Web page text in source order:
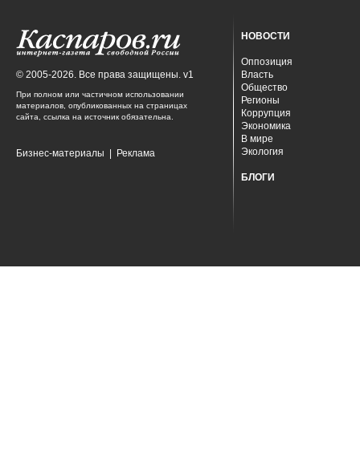
© 2005-2026. Все права защищены. v1
При полном или частичном использовании
материалов, опубликованных на страницах
сайта, ссылка на источник обязательна.
Бизнес-материалы Реклама
НОВОСТИ
Оппозиция
Власть
Общество
Регионы
Коррупция
Экономика
В мире
Экология
БЛОГИ